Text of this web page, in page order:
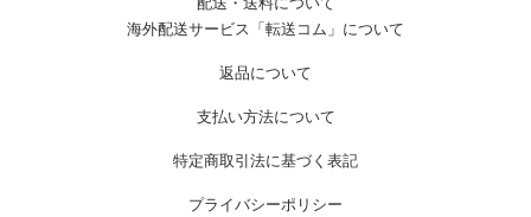
配送・送料について
海外配送サービス「転送コム」について
返品について
支払い方法について
特定商取引法に基づく表記
プライバシーポリシー